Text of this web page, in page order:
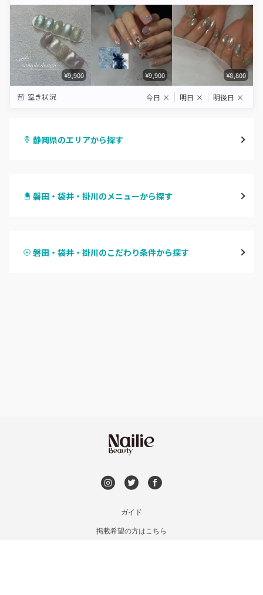
¥9,900 ¥9,900 ¥8,800
空き状況 今日 × 明日 × 明後日 ×
静岡県のエリアから探す
浜松
磐田・袋井・掛川のメニューから探す
ハンドスカルプ
磐田・袋井・掛川のこだわり条件から探す
ガイド
掲載希望の方はこちら